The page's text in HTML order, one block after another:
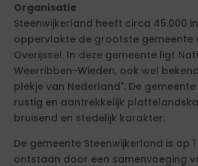
Organisatie
Steenwijkerland heeft circa 45.000
oppervlakte de grootste gemeente
Overijssel. In deze gemeente ligt
Weerribben-Wieden, ook wel
plekje van Nederland". De
rustig en aantrekkelijk
bruisend en stedelijk karakter.
De gemeente Steenwijkerland is op 1
ontstaan door een samenvoeging